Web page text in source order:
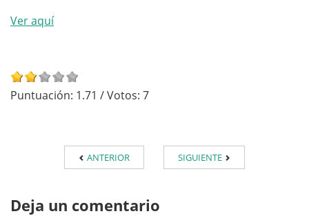
Ver aquí
Puntuación: 1.71 / Votos: 7
ANTERIOR SIGUIENTE
Deja un comentario